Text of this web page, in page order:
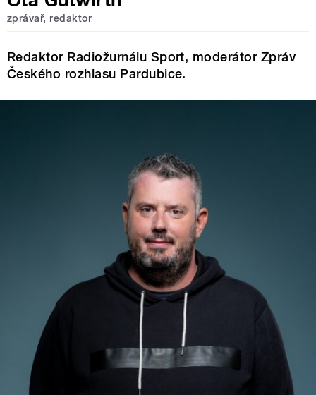
zprávař, redaktor
Redaktor Radiožurnálu Sport, moderátor Zpráv
Českého rozhlasu Pardubice.